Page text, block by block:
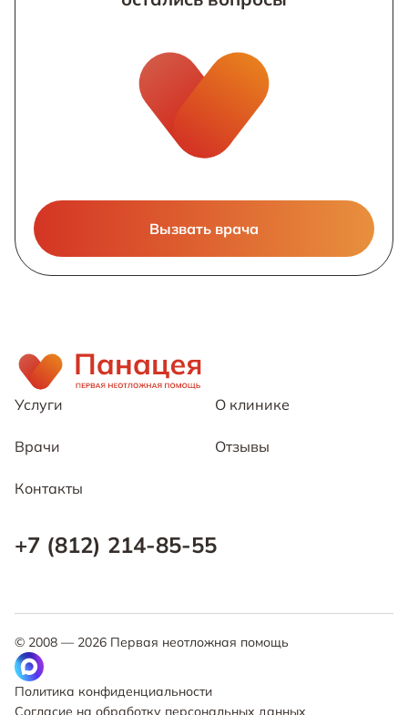
Вызвать врача
Услуги О клинике
Врачи Отзывы
Контакты
+7 (812) 214-85-55
© 2008 — 2026 Первая неотложная помощь
Политика конфиденциальности
Согласие на обработку персональных данных